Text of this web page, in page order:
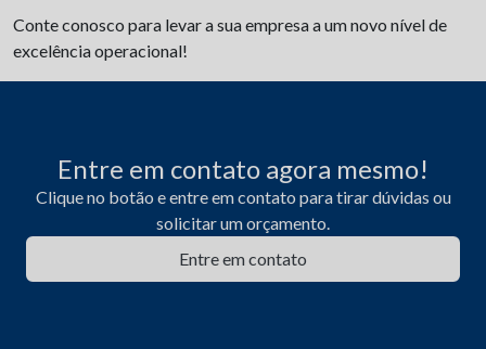
Conte conosco para levar a sua empresa a um novo nível de
excelência operacional!
Entre em contato agora mesmo!
Clique no botão e entre em contato para tirar dúvidas ou
solicitar um orçamento.
Entre em contato